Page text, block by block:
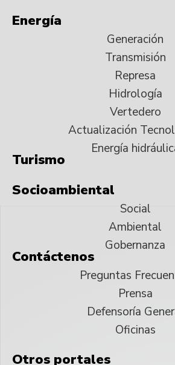
Energía
Generación
Transmisión
Represa
Hidrología
Vertedero
Actualización
Energía
Turismo
Socioambiental
Social
Ambiental
Gobernanza
Contáctenos
Preguntas
Prensa
Defensoría
Oficinas
Otros portales